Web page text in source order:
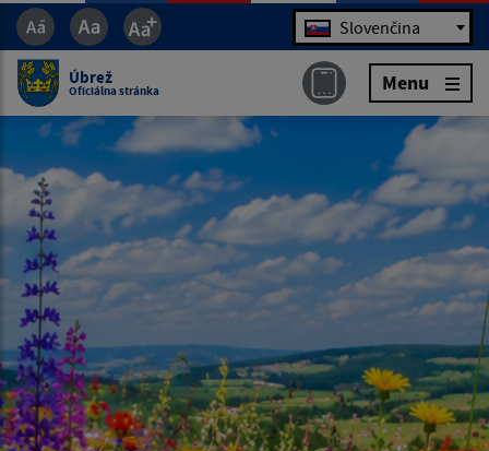
Jazyk Slovenčina
Úbrež
Oficiálna stránka Menu